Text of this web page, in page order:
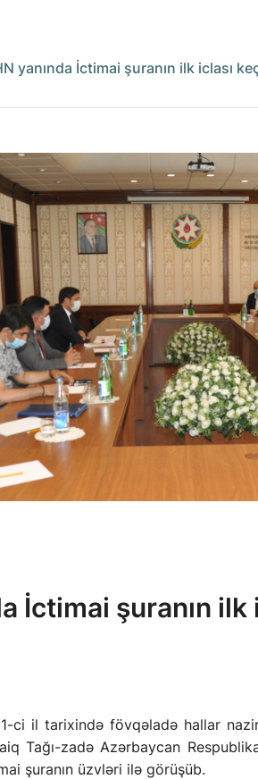
yanında İctimai şuranın ilk iclası
İctimai şuranın
ci il tarixində fövqəladə hallar
Tağı-zadə Azərbaycan
şuranın üzvləri ilə görüşüb.